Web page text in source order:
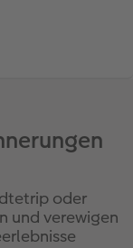
oder
und verewigen